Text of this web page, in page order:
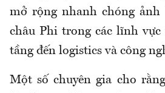
mở rộng nhanh chóng
châu Phi trong các lĩnh
tầng đến logistics và công
Một số chuyên gia cho